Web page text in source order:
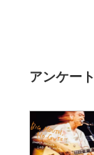
アンケート